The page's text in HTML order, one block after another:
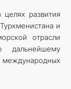
целях развития
и
отрасли
дальнейшему